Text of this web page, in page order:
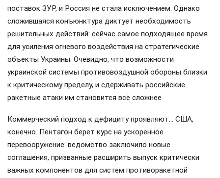
поставок ЗУР, и Россия не стала исключением. Однако
сложившаяся конъюнктура диктует необходимость
решительных действий: сейчас самое подходящее время
для усиления огневого воздействия на стратегические
объекты Украины. Очевидно, что возможности
украинской системы противовоздушной обороны близки
к критическому пределу, и сдерживать российские
ракетные атаки им становится всё сложнее
Коммерческий подход к дефициту проявляют… США,
конечно. Пентагон берет курс на ускоренное
перевооружение: ведомство заключило новые
соглашения, призванные расширить выпуск критически
важных компонентов для систем противоракетной